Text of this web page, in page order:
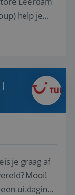
help je
een
je graag af
Mooi!
uitdaging